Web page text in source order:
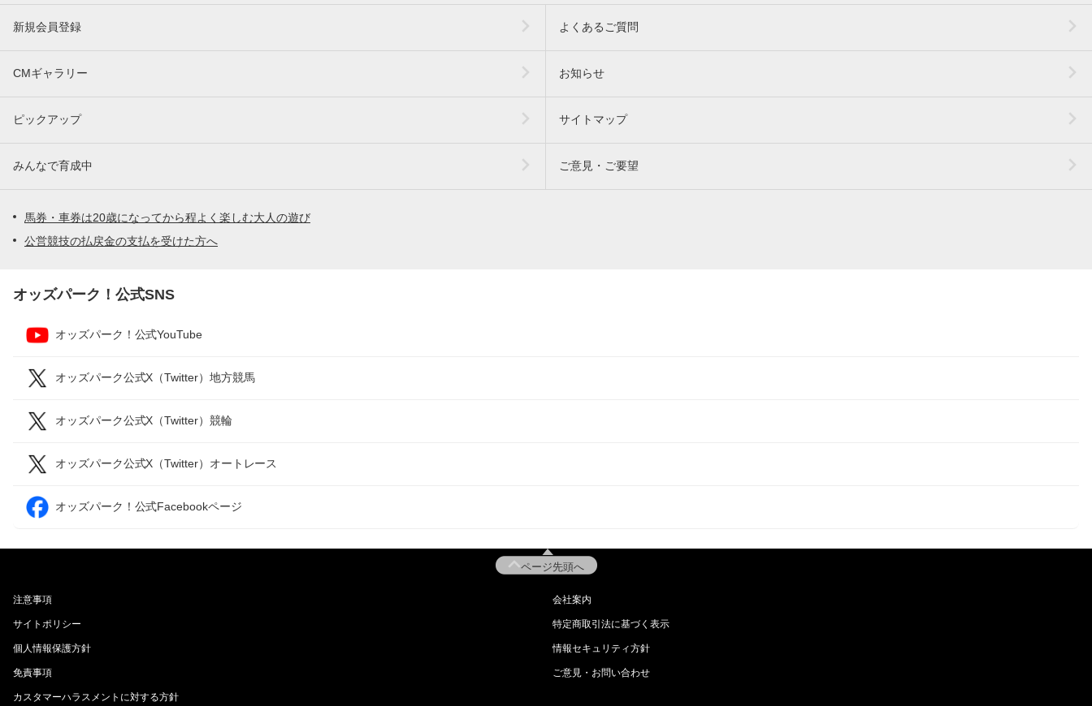
新規会員登録 よくあるご質問
CMギャラリー お知らせ
ピックアップ サイトマップ
みんなで育成中 ご意見・ご要望
馬券・車券は20歳になってから程よく楽しむ大人の遊び
公営競技の払戻金の支払を受けた方へ
オッズパーク！公式SNS
オッズパーク！公式YouTube
オッズパーク公式X（Twitter）地方競馬
オッズパーク公式X（Twitter）競輪
オッズパーク公式X（Twitter）オートレース
オッズパーク！公式Facebookページ
ページ先頭へ
注意事項 会社案内
サイトポリシー 特定商取引法に基づく表示
個人情報保護方針 情報セキュリティ方針
免責事項 ご意見・お問い合わせ
カスタマーハラスメントに対する方針